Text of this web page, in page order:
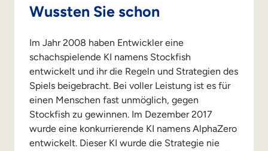
Wussten Sie schon
Im Jahr 2008 haben Entwickler eine
schachspielende KI namens Stockfish
entwickelt und ihr die Regeln und Strategien des
Spiels beigebracht. Bei voller Leistung ist es für
einen Menschen fast unmöglich, gegen
Stockfish zu gewinnen. Im Dezember 2017
wurde eine konkurrierende KI namens AlphaZero
entwickelt. Dieser KI wurde die Strategie nie